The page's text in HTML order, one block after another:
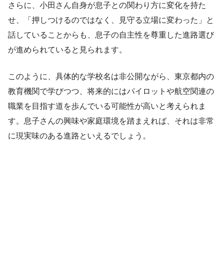
さらに、小田さん自身が息子との関わり方に変化を持た
せ、「押しつけるのではなく、見守る立場に変わった」と
話していることからも、息子の自主性を尊重した進路選び
が進められていると見られます。
このように、具体的な学校名は非公開ながら、東京都内の
教育機関で学びつつ、将来的にはパイロットや航空関連の
職業を目指す道を歩んでいる可能性が高いと考えられま
す。息子さんの興味や家庭環境を踏まえれば、それは非常
に現実味のある進路といえるでしょう。